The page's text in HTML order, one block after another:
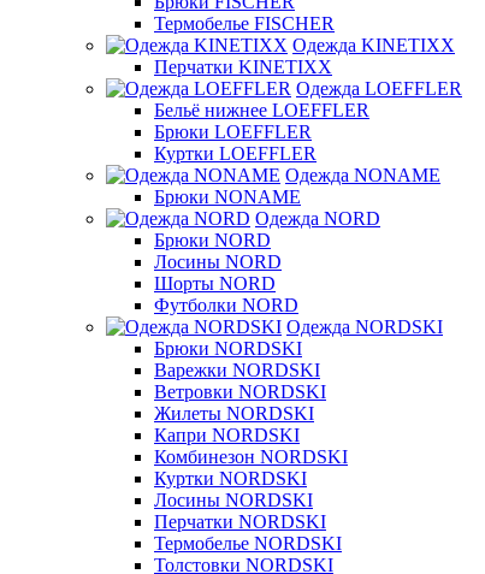
Термобелье FISCHER
Одежда KINETIXX
Перчатки KINETIXX
Одежда LOEFFLER
Бельё нижнее LOEFFLER
Брюки LOEFFLER
Куртки LOEFFLER
Одежда NONAME
Брюки NONAME
Одежда NORD
Брюки NORD
Лосины NORD
Шорты NORD
Футболки NORD
Одежда NORDSKI
Брюки NORDSKI
Варежки NORDSKI
Ветровки NORDSKI
Жилеты NORDSKI
Капри NORDSKI
Комбинезон NORDSKI
Куртки NORDSKI
Лосины NORDSKI
Перчатки NORDSKI
Термобелье NORDSKI
Толстовки NORDSKI